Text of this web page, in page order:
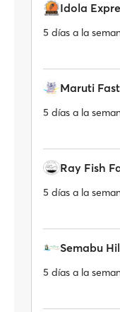
Idola
5 días a la
Maruti
5 días a la
Ray Fish
5 días a la
Semabu
5 días a la